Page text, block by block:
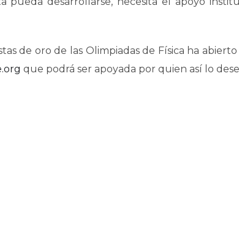
de oro de las Olimpiadas de Física ha
que podrá ser apoyada por quien así lo